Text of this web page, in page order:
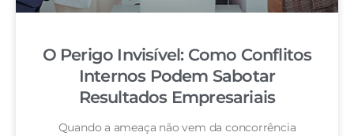
O Perigo Invisível: Como Conflitos
Internos Podem Sabotar
Resultados Empresariais
Quando a ameaça não vem da concorrência